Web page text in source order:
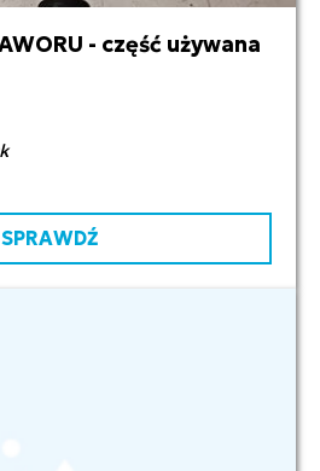
zł netto- część używana
SPRAWDŹ